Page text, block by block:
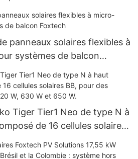
panneaux solaires flexibles à
systèmes de balcon
Tiger Tier1 Neo de type N à
de 16 cellules solaires
de 590 W, 620 W, 630 W